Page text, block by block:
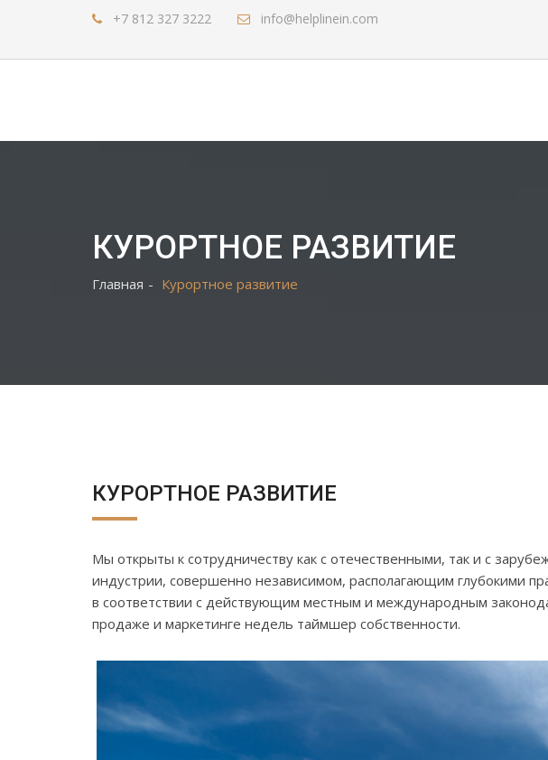
+7 812 327 3222 info@helplinein.com
КУРОРТНОЕ РАЗВИТИЕ
Главная Курортное развитие
КУРОРТНОЕ РАЗВИТИЕ
Мы открыты к сотрудничеству как с отечественными, так и с
индустрии, совершенно независимом, располагающим глубокими
в соответствии с действующим местным и международным
продаже и маркетинге недель таймшер собственности.